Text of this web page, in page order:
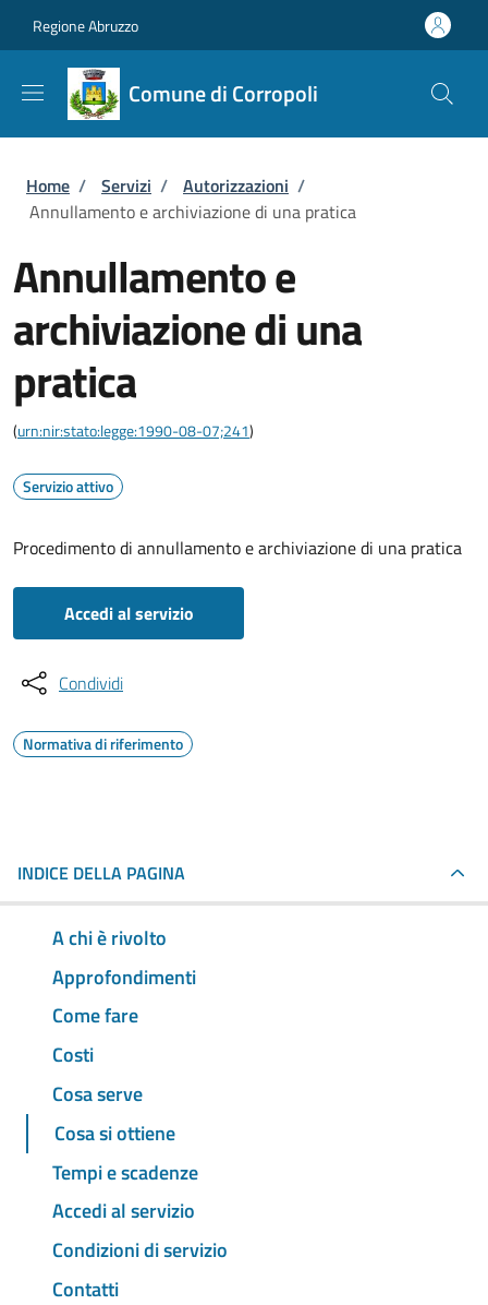
Regione Abruzzo
Comune di Corropoli
Briciole di pane
Home / Servizi / Autorizzazioni /
Annullamento e archiviazione di una pratica
Annullamento e
archiviazione di una
pratica
(urn:nir:stato:legge:1990-08-07;241)
Servizio attivo
Procedimento di annullamento e archiviazione di una pratica
Accedi al servizio
Condividi
Normativa di riferimento
INDICE DELLA PAGINA
A chi è rivolto
Approfondimenti
Come fare
Costi
Cosa serve
Cosa si ottiene
Tempi e scadenze
Accedi al servizio
Condizioni di servizio
Contatti